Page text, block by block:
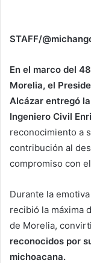
STAFF/
En el marco del
Morelia, el
Alcázar entregó
Ingeniero Civil
reconocimiento a
contribución al
compromiso con
Durante la
recibió la máxima
de Morelia,
reconocidos por
michoacana.